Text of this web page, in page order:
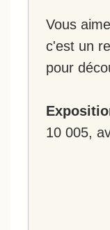
Vous
c'est un
pour
10 005,